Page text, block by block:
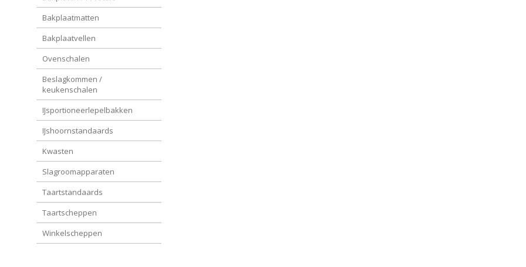
Bakplaatmatten
Bakplaatvellen
Ovenschalen
Beslagkommen /
keukenschalen
IJsportioneerlepelbakken
IJshoornstandaards
Kwasten
Slagroomapparaten
Taartstandaards
Taartscheppen
Winkelscheppen